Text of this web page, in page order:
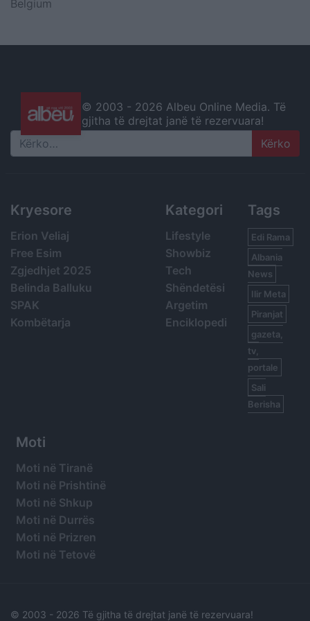
Belgium
© 2003 - 2026 Albeu Online Media. Të
gjitha të drejtat janë të rezervuara!
Search
Kryesore
Erion Veliaj
Free Esim
Zgjedhjet 2025
Belinda Balluku
SPAK
Kombëtarja
Kategori
Lifestyle
Showbiz
Tech
Shëndetësi
Argetim
Enciklopedi
Tags
Edi Rama
Albania
News
Ilir Meta
Piranjat
gazeta,
tv,
portale
Sali
Berisha
Moti
Moti në Tiranë
Moti në Prishtinë
Moti në Shkup
Moti në Durrës
Moti në Prizren
Moti në Tetovë
© 2003 - 2026 Të gjitha të drejtat janë të rezervuara!